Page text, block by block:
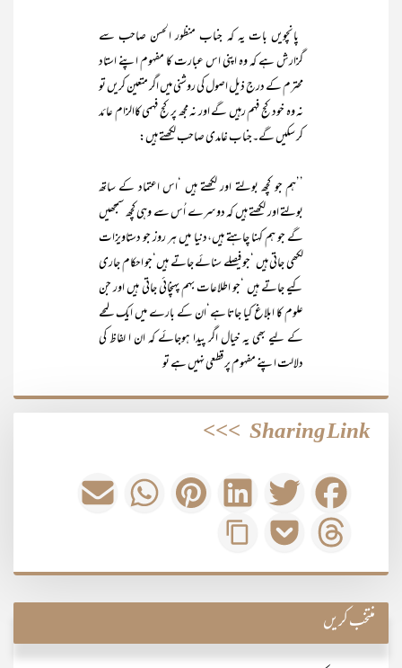
پانچویں بات یہ کہ جناب منظور الحسن صاحب سے
گزارش ہے کہ وہ اپنی اس عبارت کا مفہوم اپنے استاد
محترم کے درج ذیل اصول کی روشنی میں اگر متعین کریں تو
نہ وہ خود کج فہم رہیں گے اور نہ مجھ پر کج فہمی کاالزام عائد
کر سکیں گے۔جناب غامدی صاحب لکھتے ہیں:
’’ہم جو کچھ بولتے اور لکھتے ہیں ‘اس اعتماد کے ساتھ
بولتے اور لکھتے ہیں کہ دوسرے اُس سے وہی کچھ سمجھیں
گے جو ہم کہنا چاہتے ہیں،دنیا میں ہر روز جو دستاویزات
لکھی جاتی ہیں ‘جو فیصلے سنائے جاتے ہیں‘جو احکام جاری
کیے جاتے ہیں ‘جو اطلاعات بہم پہنچائی جاتی ہیں اور جن
علوم کا ابلاغ کیا جاتا ہے‘ان کے بارے میں ایک لمحے
کے لیے بھی یہ خیال اگر پیدا ہوجائے کہ ان ا لفاظ کی
دلالت اپنے مفہوم پر قطعی نہیں ہے تو
Sharing Link
>>>
منتخب کریں